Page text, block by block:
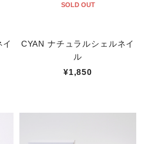
SOLD OUT
CYAN ナチュラルシェルネイ
ル
¥1,850